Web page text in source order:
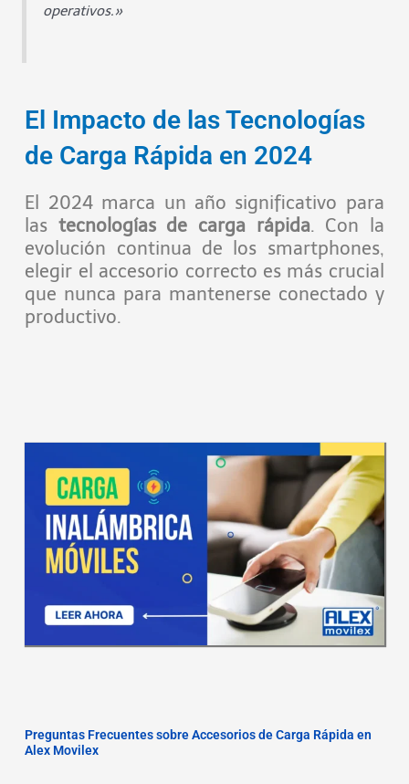
operativos.»
El Impacto de las Tecnologías
de Carga Rápida en 2024
El 2024 marca un año significativo para
las tecnologías de carga rápida. Con la
evolución continua de los smartphones,
elegir el accesorio correcto es más crucial
que nunca para mantenerse conectado y
productivo.
Preguntas Frecuentes sobre Accesorios de Carga Rápida en
Alex Movilex